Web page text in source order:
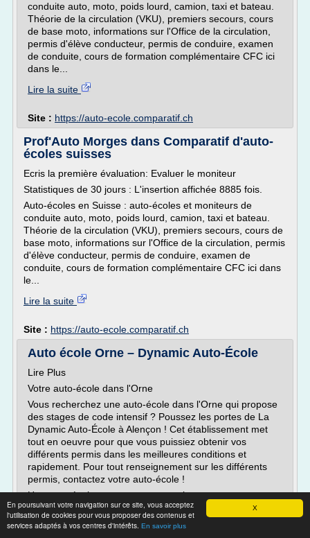
X
En poursuivant votre navigation sur ce site, vous acceptez
l'utilisation de cookies pour vous proposer des contenus et
services adaptés à vos centres d'intérêts. En savoir plus
conduite auto, moto, poids lourd, camion, taxi et bateau.
Théorie de la circulation (VKU), premiers secours, cours
de base moto, informations sur l'Office de la circulation,
permis d'élève conducteur, permis de conduire, examen
de conduite, cours de formation complémentaire CFC ici
dans le...
Lire la suite
Site : https://auto-ecole.comparatif.ch
Prof'Auto Morges dans Comparatif d'auto-
écoles suisses
Ecris la première évaluation: Evaluer le moniteur
Statistiques de 30 jours : L'insertion affichée 8885 fois.
Auto-écoles en Suisse : auto-écoles et moniteurs de
conduite auto, moto, poids lourd, camion, taxi et bateau.
Théorie de la circulation (VKU), premiers secours, cours de
base moto, informations sur l'Office de la circulation, permis
d'élève conducteur, permis de conduire, examen de
conduite, cours de formation complémentaire CFC ici dans
le...
Lire la suite
Site : https://auto-ecole.comparatif.ch
Auto école Orne – Dynamic Auto-École
Lire Plus
Votre auto-école dans l'Orne
Vous recherchez une auto-école dans l'Orne qui propose
des stages de code intensif ? Poussez les portes de La
Dynamic Auto-École à Alençon ! Cet établissement met
tout en oeuvre pour que vous puissiez obtenir vos
différents permis dans les meilleures conditions et
rapidement. Pour tout renseignement sur les différents
permis, contactez votre auto-école !
Une auto-école pour tous vos permis...
Lire la suite